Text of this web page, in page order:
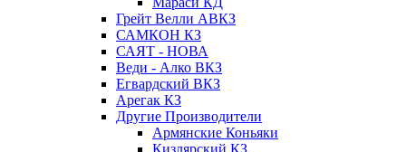
Грейт Велли АВКЗ
САМКОН КЗ
САЯТ - НОВА
Веди - Алко ВКЗ
Егвардский ВКЗ
Арегак КЗ
Другие Производители
Армянские Коньяки
Кизлярский КЗ